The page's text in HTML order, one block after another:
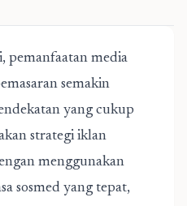
pemanfaatan media
semakin
yang cukup
strategi iklan
menggunakan
sosmed yang tepat,